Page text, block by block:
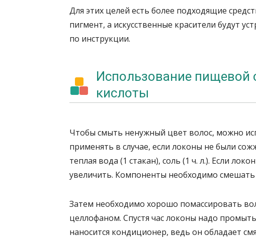
Для этих целей есть более подходящие
пигмент, а искусственные красители будут
по инструкции.
Использование пищевой
кислоты
Чтобы смыть ненужный цвет волос, можно
применять в случае, если локоны не были
теплая вода (1 стакан), соль (1 ч. л.). Если
увеличить. Компоненты необходимо
Затем необходимо хорошо помассировать
целлофаном. Спустя час локоны надо
наносится кондиционер, ведь он обладает